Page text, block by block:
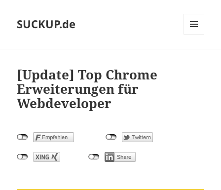
SUCKUP.de
[Update] Top Chrome
Erweiterungen für
Webdeveloper